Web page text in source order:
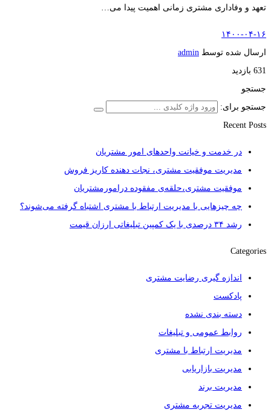
تعهد و وفاداری مشتری زمانی اهمیت پیدا می…
۱۴۰۰-۰۴-۱۶
ارسال شده توسط admin
631 بازدید
جستجو
جستجو برای:
Recent Posts
در خدمت و خیانت واحدهای امور مشتریان
مدیریت موفقیت مشتری، نجات دهنده کاریز فروش
موفقیت مشتری،حلقه‌ی مفقوده درامورمشتریان
چه چیزهایی با مدیریت ارتباط با مشتری اشتباه گرفته می‌شوند؟
رشد ۳۴ درصدی با یک کمپین تبلیغاتی ارزان قیمت
Categories
اندازه گیری رضایت مشتری
پادکست
دسته بندی نشده
روابط عمومی و تبلیغات
مدیریت ارتباط با مشتری
مدیریت بازاریابی
مدیریت برند
مدیریت تجربه مشتری